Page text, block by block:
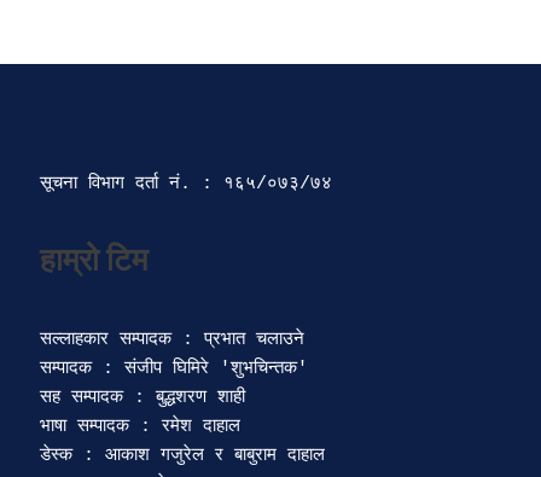
सूचना विभाग दर्ता‍ नं. : १६५/०७३/७४
हाम्रो टिम
सल्लाहकार सम्पादक : प्रभात चलाउने
सम्पादक : संजीप घिमिरे 'शुभचिन्तक'
सह सम्पादक : बुद्धशरण शाही
भाषा सम्पादक : रमेश दाहाल
डेस्क : आकाश गजुरेल र बाबुराम दाहाल